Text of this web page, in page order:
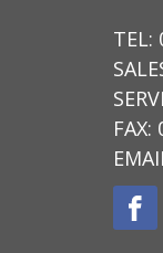
TEL:
FAX: